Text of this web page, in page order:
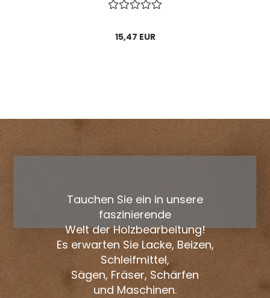
15,47 EUR
Tauchen Sie ein in unsere
faszinierende
Welt der Holzbearbeitung!
Es erwarten Sie Lacke, Beizen,
Schleifmittel,
Sägen, Fräser, Schärfen
und Maschinen.